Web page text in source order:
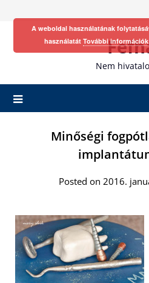
Nem
Minőségi
Posted on 2016.
A weboldal használatának
használatát További információk